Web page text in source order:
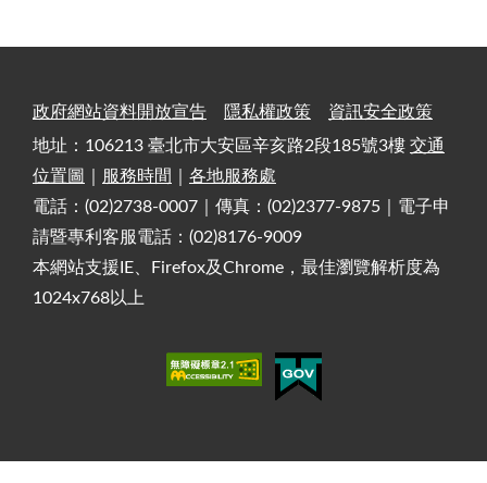
政府網站資料開放宣告 隱私權政策
資訊安全政策
地址：106213 臺北市大安區辛亥路2段185號3樓 交通
位置圖
服務時間
各地服務處
電話：(02)2738-0007｜傳真：(02)2377-9875｜電子申
請暨專利客服電話：(02)8176-9009
本網站支援IE、Firefox及Chrome，最佳瀏覽解析度為
1024x768以上